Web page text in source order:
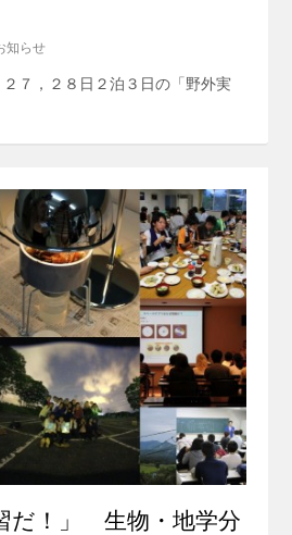
知らせ
７，２８日２泊３日の「野外実
だ！」 生物・地学分